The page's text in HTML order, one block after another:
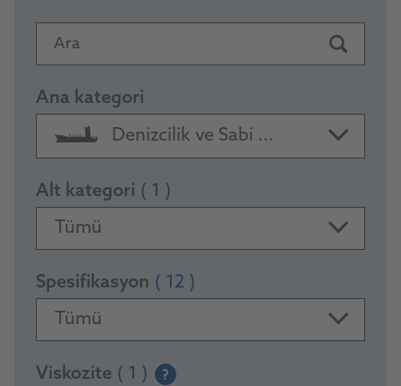
Ara
Ana kategori
Denizcilik ve Sabi ...
Alt kategori ( 1 )
Tümü
Spesifikasyon ( 12 )
Tümü
Viskozite ( 1 ) ?